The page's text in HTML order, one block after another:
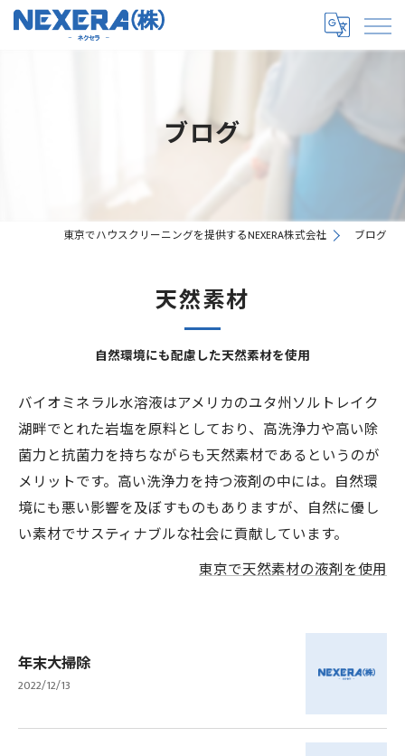
ブログ
東京でハウスクリーニングを提供するNEXERA株式会社 ブログ
天然素材
自然環境にも配慮した天然素材を使用
バイオミネラル水溶液はアメリカのユタ州ソルトレイク
湖畔でとれた岩塩を原料としており、高洗浄力や高い除
菌力と抗菌力を持ちながらも天然素材であるというのが
メリットです。高い洗浄力を持つ液剤の中には。自然環
境にも悪い影響を及ぼすものもありますが、自然に優し
い素材でサスティナブルな社会に貢献しています。
東京で天然素材の液剤を使用
年末大掃除
2022/12/13